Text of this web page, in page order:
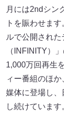
月には2ndシン
トを賑わせま
ルで公開され
（INFINITY）
1,000万回再生
ィー番組のほ
媒体に登場し
し続けています